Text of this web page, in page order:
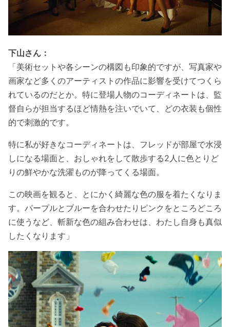
下山さん：
「美術セットや各シーンの構図も印象的ですが、写真家や
画家など多くのアーティストの作品に影響を受けてつくら
れているのだとか。特に登場人物のコーディネートは、監
督自らが担当するほど情熱を注いでいて、どの衣装も個性
的で刺激的です。
特に私が好きなコーディネートは、フレッドが部屋で水浸
しになる場面と、おしゃれをして散歩する2人に色とりど
りの鮮やかな洗濯ものが降ってくる場面。
この映画を観ると、とにかく綺麗な色の服を着たくなりま
す。パープルとブルーを合わせたりピンクをところどころ
に使うなど、斬新な色の組み合わせは、わたし自身も真似
したくなります」